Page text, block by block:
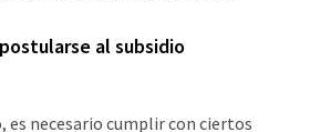
al subsidio
es necesario cumplir con ciertos